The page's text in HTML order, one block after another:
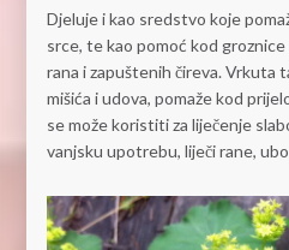
Djeluje i kao sredstvo koje
srce, te kao pomoć kod groznice
rana i zapuštenih čireva. Vrkuta
mišića i udova, pomaže kod
se može koristiti za liječenje
vanjsku upotrebu, liječi rane,